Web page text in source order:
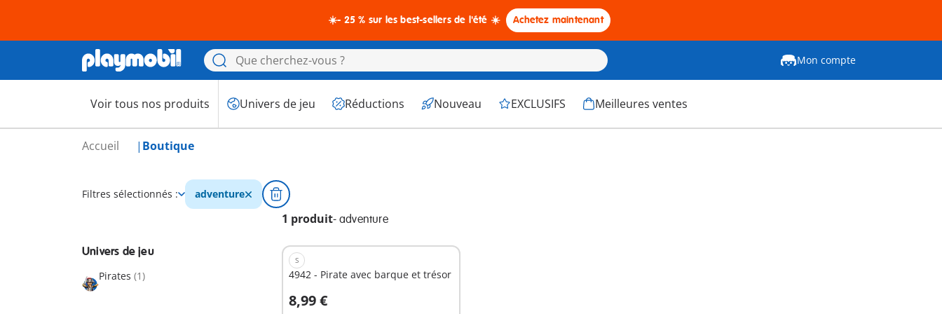
☀️- 25 % sur les best-sellers de l'été ☀️ Achetez maintenant
Mon compte
Voir tous nos produits Univers de jeu Réductions Nouveau EXCLUSIFS Meilleures ventes
Accueil Boutique
Filtres sélectionnés : adventure
1 produit- adventure
Univers de jeu
Pirates (1)
S
4942 - Pirate avec barque et trésor
8,99 €
Au panier